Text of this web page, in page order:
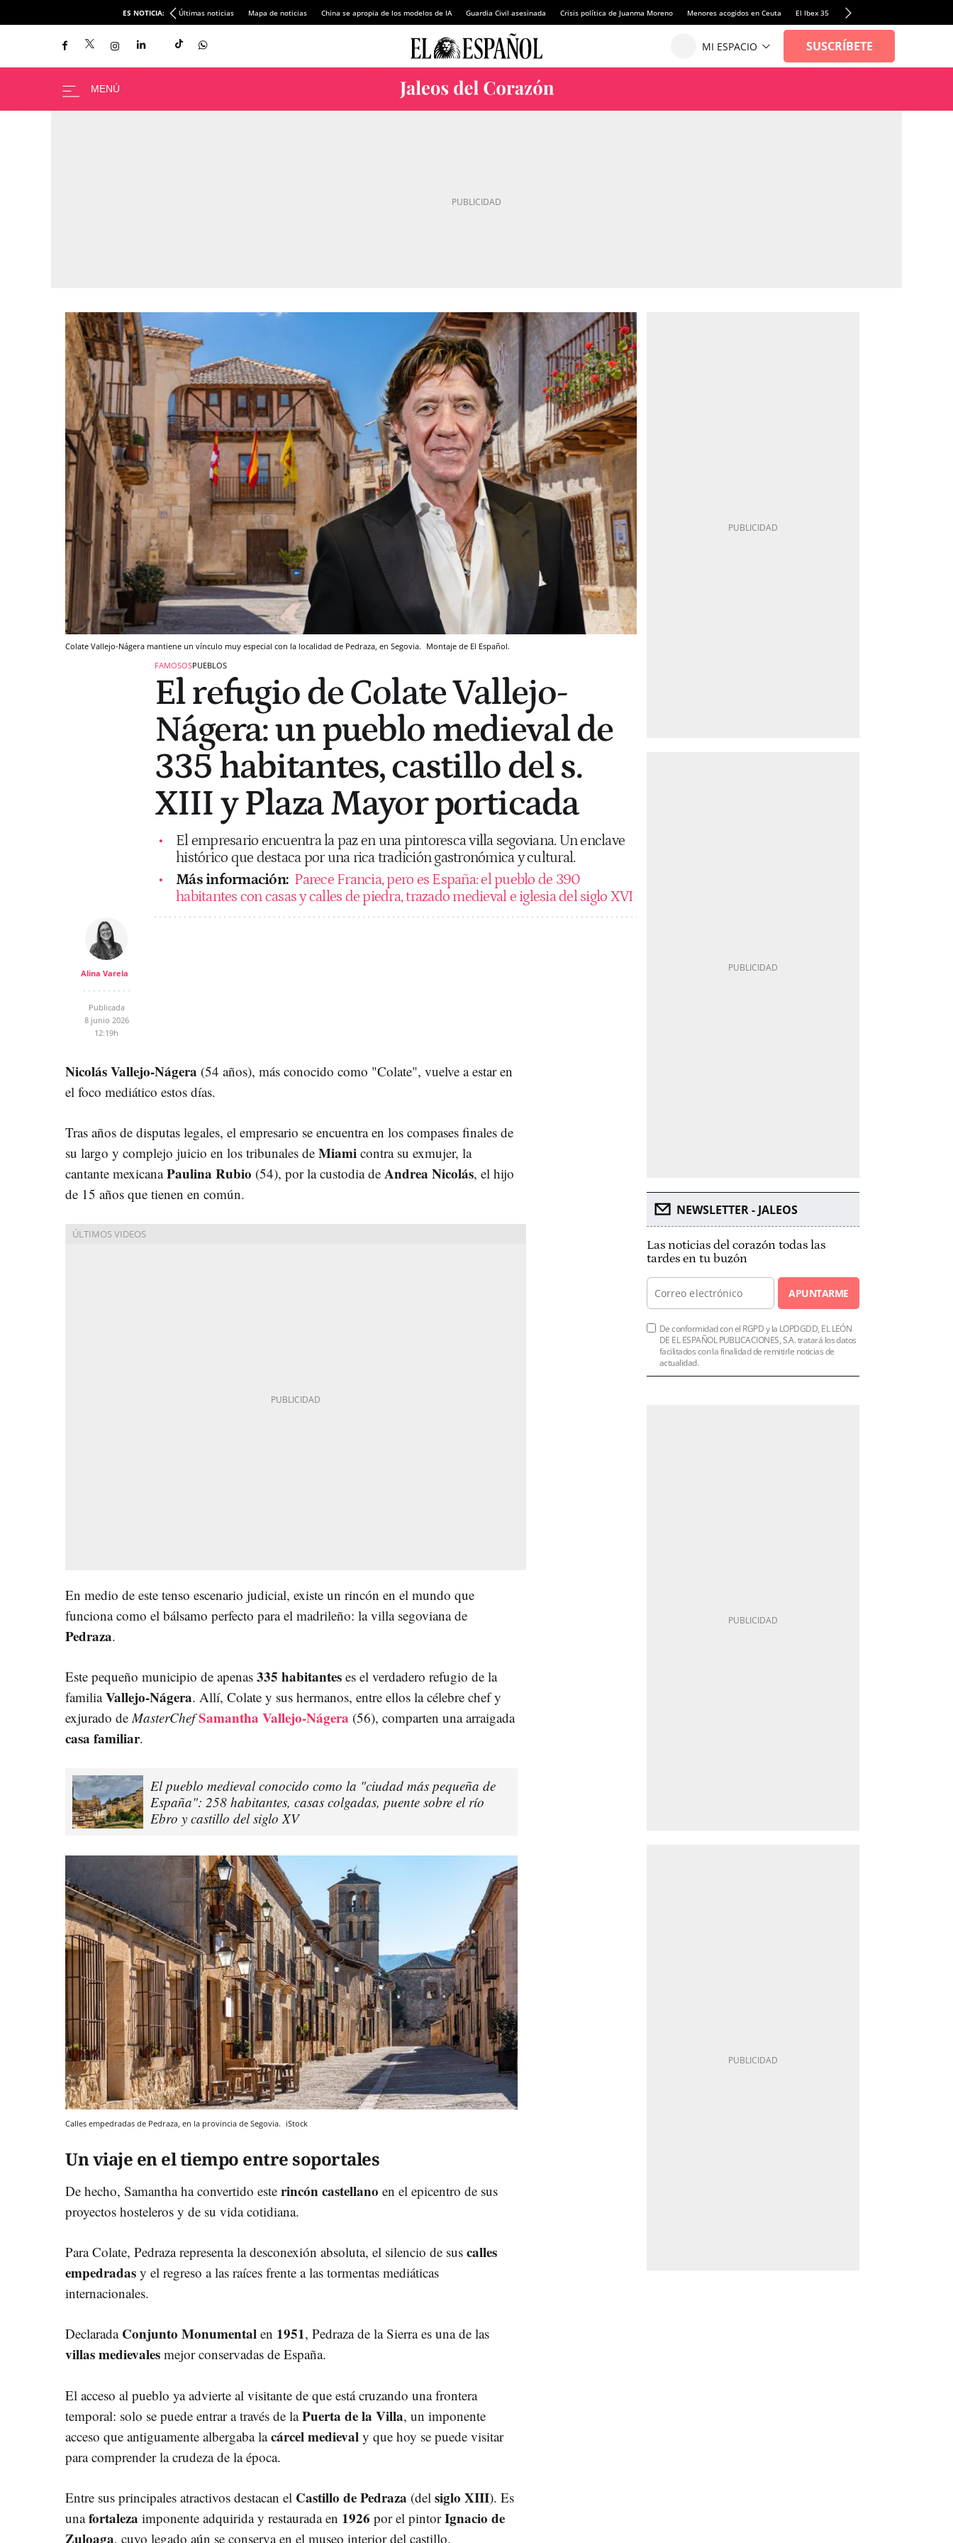
ES NOTICIA: Últimas noticias Mapa de noticias China se apropia de los modelos de IA Guardia Civil asesinada Crisis política de Juanma Moreno Menores acogidos en Ceuta El Ibex 35 Llamadas de alerta Sánchez
Colate Vallejo-Nágera mantiene un vínculo muy especial con la localidad de Pedraza, en Segovia. Montaje de El Español.
FAMOSOSPUEBLOS
El refugio de Colate Vallejo-
Nágera: un pueblo medieval de
335 habitantes, castillo del s.
XIII y Plaza Mayor porticada
El empresario encuentra la paz en una pintoresca villa segoviana. Un enclave
histórico que destaca por una rica tradición gastronómica y cultural.
Más información: Parece Francia, pero es España: el pueblo de 390
habitantes con casas y calles de piedra, trazado medieval e iglesia del siglo XVI
Alina Varela
Publicada
8 junio 2026
12:19h
Nicolás Vallejo-Nágera (54 años), más conocido como "Colate", vuelve a estar en
el foco mediático estos días.
Tras años de disputas legales, el empresario se encuentra en los compases finales de
su largo y complejo juicio en los tribunales de Miami contra su exmujer, la
cantante mexicanaPaulina Rubio (54), por la custodia de Andrea Nicolás, el hijo
de 15 años que tienen en común.
En medio de este tenso escenario judicial, existe un rincón en el mundo que
funciona como el bálsamo perfecto para el madrileño: la villa segoviana de
Pedraza.
Este pequeño municipio de apenas 335 habitantes es el verdadero refugio de la
familiaVallejo-Nágera. Allí, Colate y sus hermanos, entre ellos la célebre chef y
exjurado de MasterChef Samantha Vallejo-Nágera (56), comparten una arraigada
casa familiar.
El pueblo medieval conocido como la "ciudad más pequeña de
España": 258 habitantes, casas colgadas, puente sobre el río
Ebro y castillo del siglo XV
Calles empedradas de Pedraza, en la provincia de Segovia. iStock
Un viaje en el tiempo entre soportales
De hecho, Samantha ha convertido este rincón castellano en el epicentro de sus
proyectos hosteleros y de su vida cotidiana.
Para Colate, Pedraza representa la desconexión absoluta, el silencio de sus calles
empedradas y el regreso a las raíces frente a las tormentas mediáticas
internacionales.
DeclaradaConjunto Monumental en 1951, Pedraza de la Sierra es una de las
villas medievales mejor conservadas de España.
El acceso al pueblo ya advierte al visitante de que está cruzando una frontera
temporal: solo se puede entrar a través de laPuerta de la Villa, un imponente
acceso que antiguamente albergaba lacárcel medieval y que hoy se puede visitar
para comprender la crudeza de la época.
Entre sus principales atractivos destacan el Castillo de Pedraza (del siglo XIII). Es
unafortaleza imponente adquirida y restaurada en 1926 por el pintorIgnacio de
Zuloaga, cuyo legado aún se conserva en el museo interior del castillo.
NEWSLETTER - JALEOS
Las noticias del corazón todas las
tardes en tu buzón
APUNTARME
De conformidad con el RGPD y la LOPDGDD, EL LEÓN
DE EL ESPAÑOL PUBLICACIONES, S.A. tratará los datos
facilitados con la finalidad de remitirle noticias de
actualidad.